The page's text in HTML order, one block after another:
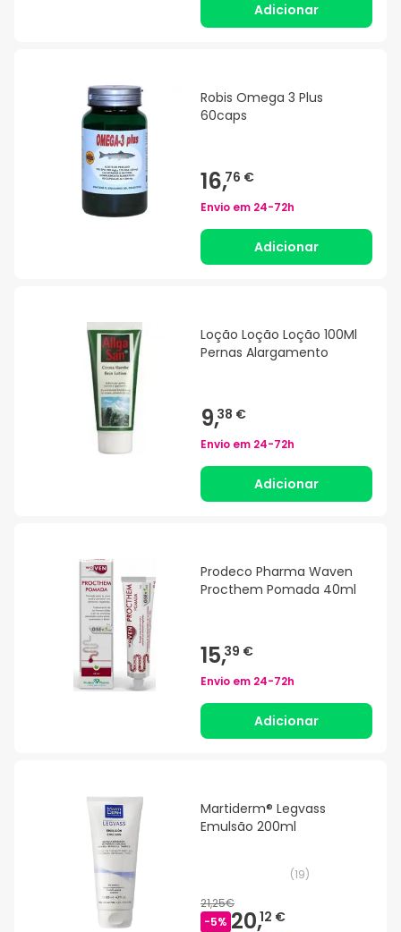
Adicionar
Robis Omega 3 Plus
60caps
16,76 €
Envio em 24-72h
Adicionar
Loção Loção Loção 100Ml
Pernas Alargamento
9,38 €
Envio em 24-72h
Adicionar
Prodeco Pharma Waven
Procthem Pomada 40ml
15,39 €
Envio em 24-72h
Adicionar
Martiderm® Legvass
Emulsão 200ml
(19)
21,25€
-5% 20,12 €